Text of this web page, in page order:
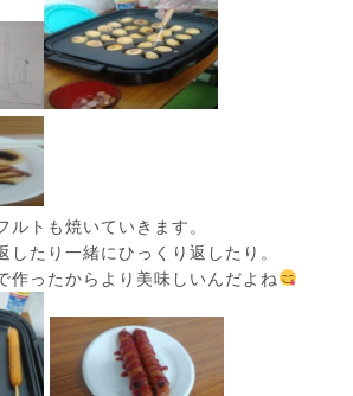
ルトも焼いていきます。
したり一緒にひっくり返したり。
作ったからより美味しいんだよね